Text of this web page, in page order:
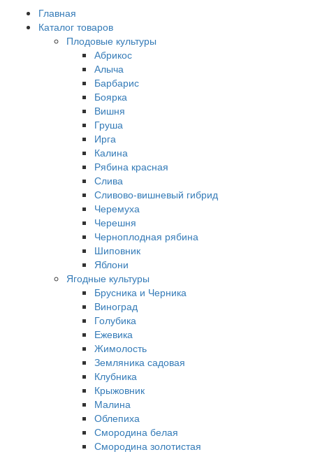
Главная
Каталог товаров
Плодовые культуры
Абрикос
Алыча
Барбарис
Боярка
Вишня
Груша
Ирга
Калина
Рябина красная
Слива
Сливово-вишневый гибрид
Черемуха
Черешня
Черноплодная рябина
Шиповник
Яблони
Ягодные культуры
Брусника и Черника
Виноград
Голубика
Ежевика
Жимолость
Земляника садовая
Клубника
Крыжовник
Малина
Облепиха
Смородина белая
Смородина золотистая